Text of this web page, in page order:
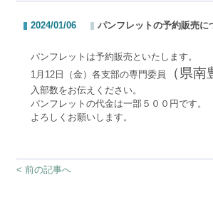
2024/01/06 パンフレットの予約販売に
パンフレットは予約販売といたします。
1月12日（金）各支部の専門委員
（県
入部数をお伝えください。
パンフレットの代金は一部５００円です。
よろしくお願いします。
< 前の記事へ